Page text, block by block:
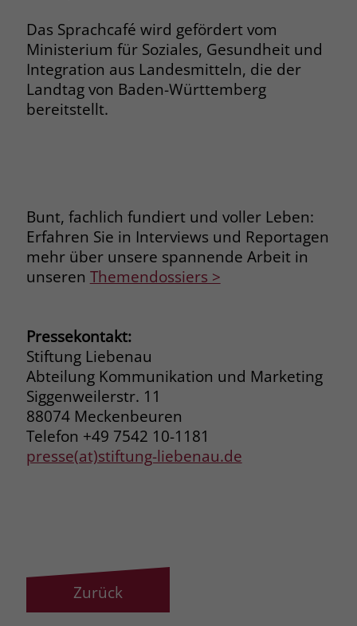
Das Sprachcafé wird gefördert vom
Ministerium für Soziales, Gesundheit und
Integration aus Landesmitteln, die der
Landtag von Baden-Württemberg
bereitstellt.
Bunt, fachlich fundiert und voller Leben:
Erfahren Sie in Interviews und Reportagen
mehr über unsere spannende Arbeit in
unseren Themendossiers >
Pressekontakt:
Stiftung Liebenau
Abteilung Kommunikation und Marketing
Siggenweilerstr. 11
88074 Meckenbeuren
Telefon +49 7542 10-1181
presse(at)stiftung-liebenau.de
Zurück